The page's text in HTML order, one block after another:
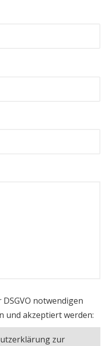
notwendigen
und akzeptiert werden:
zur